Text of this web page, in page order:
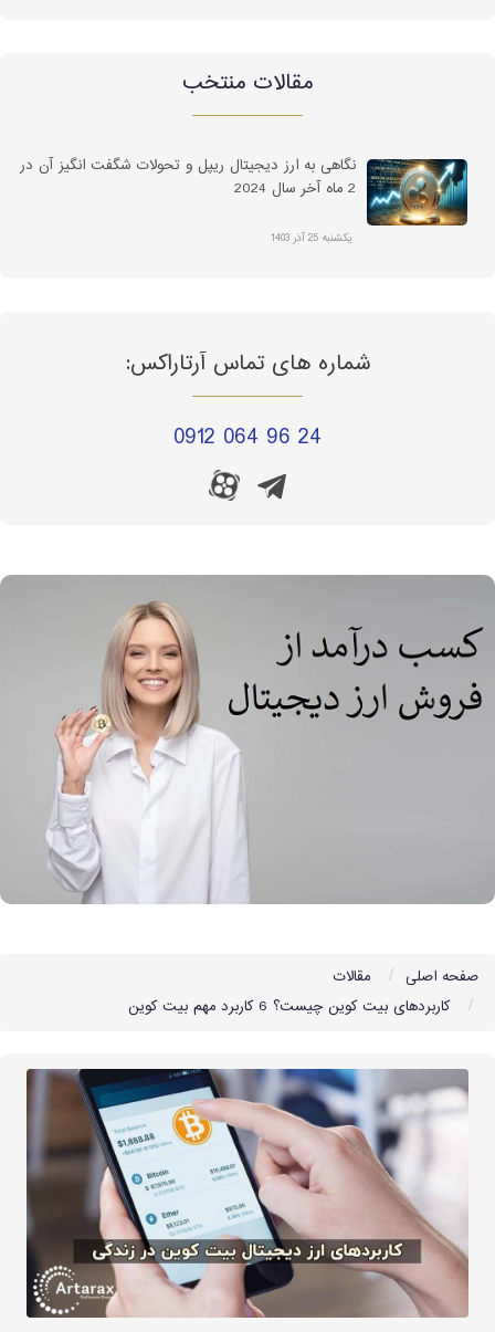
مقالات منتخب
نگاهی به ارز دیجیتال ریپل و تحولات شگفت انگیز آن در
2 ماه آخر سال 2024
یکشنبه 25 آذر 1403
شماره های تماس آرتاراکس:
0912 064 96 24
صفحه اصلی
مقالات
کاربردهای بیت کوین چیست؟ 6 کاربرد مهم بیت کوین